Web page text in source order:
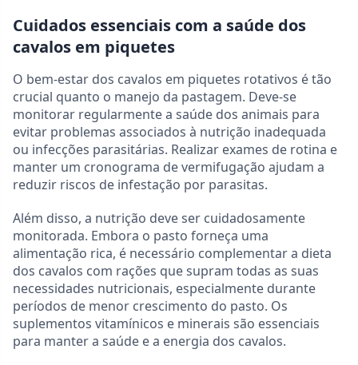
Cuidados essenciais com a saúde dos
cavalos em piquetes
O bem-estar dos cavalos em piquetes rotativos é tão
crucial quanto o manejo da pastagem. Deve-se
monitorar regularmente a saúde dos animais para
evitar problemas associados à nutrição inadequada
ou infecções parasitárias. Realizar exames de rotina e
manter um cronograma de vermifugação ajudam a
reduzir riscos de infestação por parasitas.
Além disso, a nutrição deve ser cuidadosamente
monitorada. Embora o pasto forneça uma
alimentação rica, é necessário complementar a dieta
dos cavalos com rações que supram todas as suas
necessidades nutricionais, especialmente durante
períodos de menor crescimento do pasto. Os
suplementos vitamínicos e minerais são essenciais
para manter a saúde e a energia dos cavalos.